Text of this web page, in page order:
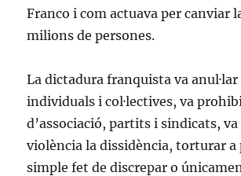
Franco i com actuava per canviar
milions de persones.
La dictadura franquista va
individuals i col·lectives, va
d’associació, partits i sindicats,
violència la dissidència, torturar a
simple fet de discrepar o